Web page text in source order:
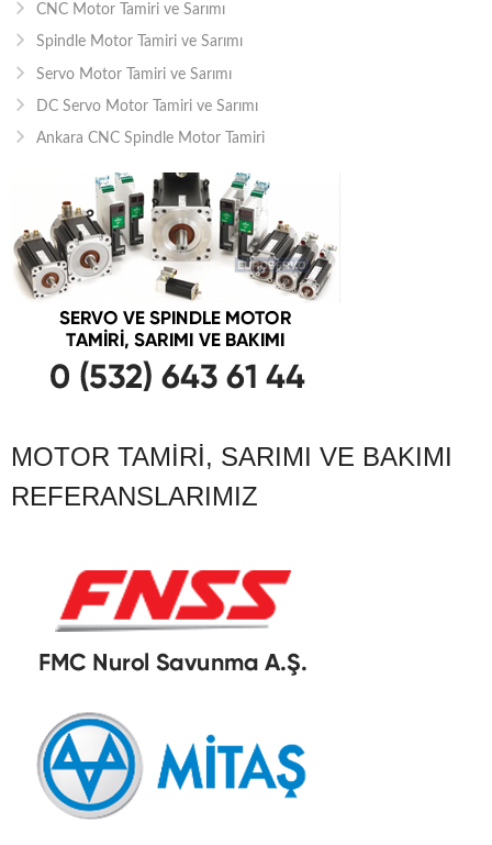
CNC Motor Tamiri ve Sarımı
Spindle Motor Tamiri ve Sarımı
Servo Motor Tamiri ve Sarımı
DC Servo Motor Tamiri ve Sarımı
Ankara CNC Spindle Motor Tamiri
MOTOR TAMIRI, SARIMI VE BAKIMI
REFERANSLARIMIZ